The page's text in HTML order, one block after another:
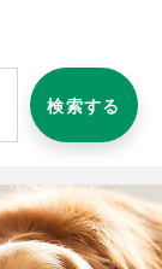
検索する